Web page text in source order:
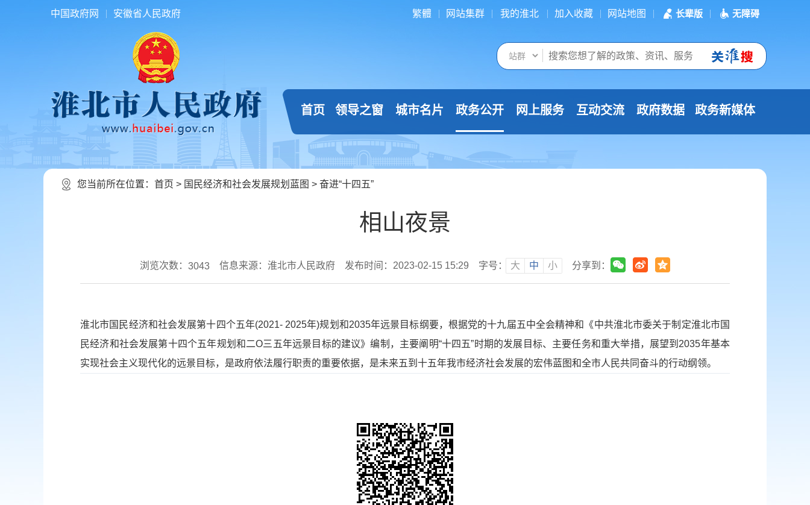
中国政府网 安徽省人民政府 繁體 网站集群 我的淮北 加入收藏 网站地图 长辈版 无障碍
首页 领导之窗 城市名片 政务公开 网上服务 互动交流 政府数据 政务新媒体
您当前所在位置： 首页 > 国民经济和社会发展规划蓝图 > 奋进“十四五”
相山夜景
浏览次数： 3043 信息来源：淮北市人民政府 发布时间：2023-02-15 15:29 字号： 大 中 小 分享到：
淮北市国民经济和社会发展第十四个五年(2021- 2025年)规划和2035年远景目标纲要，根据党的十九届五中全会精神和《中共淮北市委关于制定淮北市国
民经济和社会发展第十四个五年规划和二O三五年远景目标的建议》编制，主要阐明“十四五”时期的发展目标、主要任务和重大举措，展望到2035年基本
实现社会主义现代化的远景目标，是政府依法履行职责的重要依据，是未来五到十五年我市经济社会发展的宏伟蓝图和全市人民共同奋斗的行动纲领。